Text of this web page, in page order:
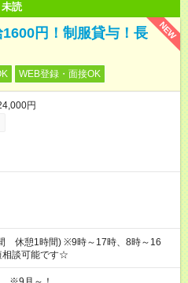
未読
NEW
1600円！制服貸与！長
WEB登録・面接OK
円
休憩1時間) ※9時～17時、8時～16
相談可能です☆